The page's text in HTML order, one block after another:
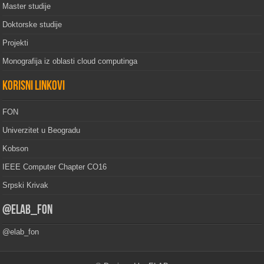
Master studije
Doktorske studije
Projekti
Monografija iz oblasti cloud computinga
Korisni linkovi
FON
Univerzitet u Beogradu
Kobson
IEEE Computer Chapter CO16
Srpski Krivak
@elab_fon
@elab_fon